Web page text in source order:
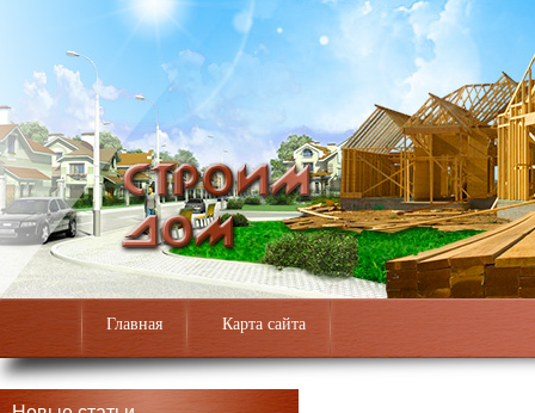
Главная Карта сайта